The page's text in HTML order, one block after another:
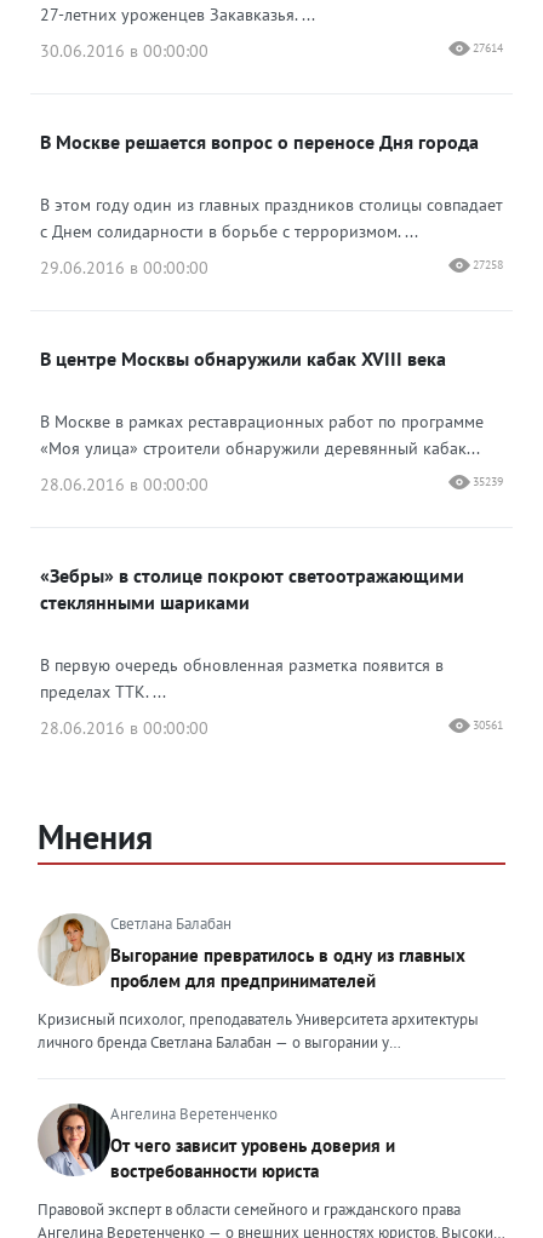
27-летних уроженцев Закавказья. ...
30.06.2016 в 00:00:00
27614
В Москве решается вопрос о переносе Дня города
В этом году один из главных праздников столицы совпадает
с Днем солидарности в борьбе с терроризмом. ...
29.06.2016 в 00:00:00
27258
В центре Москвы обнаружили кабак XVIII века
В Москве в рамках реставрационных работ по программе
«Моя улица» строители обнаружили деревянный кабак...
28.06.2016 в 00:00:00
35239
«Зебры» в столице покроют светоотражающими
стеклянными шариками
В первую очередь обновленная разметка появится в
пределах ТТК. ...
28.06.2016 в 00:00:00
30561
Мнения
Светлана Балабан
Выгорание превратилось в одну из главных
проблем для предпринимателей
Кризисный психолог, преподаватель Университета архитектуры
личного бренда Светлана Балабан — о выгорании у
проблемой, однако выгорание у предпринимателей заметно
отличается от выгорания у наёмных сотрудников. Наёмный
сотрудник может уйти на больничный или в отпуск, пожаловаться
на что-то начальству или сменить работу. Предприниматель — сам
себе начальник и основа системы. Если он устаёт, бизнес не встанет
на паузу, а просто начнёт разваливаться. У предпринимателей
Ангелина Веретенченко
От чего зависит уровень доверия и
востребованности юриста
Правовой эксперт в области семейного и гражданского права
Ангелина Веретенченко — о внешних ценностях юристов. Высокий